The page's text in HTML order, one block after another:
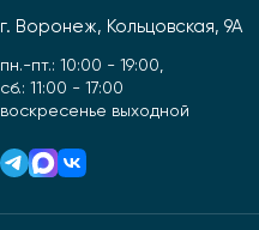
г. Воронеж, Кольцовская, 9А
пн.-пт.: 10:00 - 19:00,
сб.: 11:00 - 17:00
воскресенье выходной